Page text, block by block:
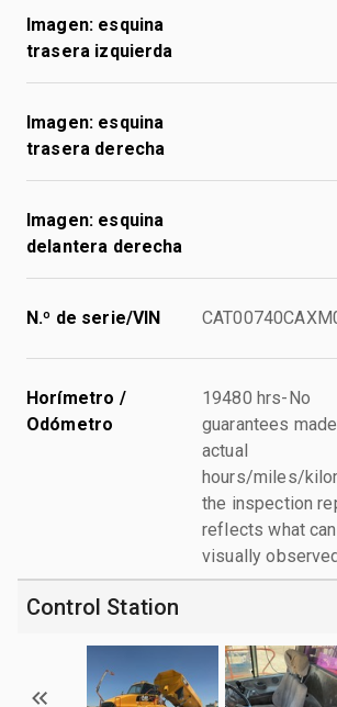
Imagen: esquina
trasera izquierda
Imagen: esquina
trasera derecha
Imagen: esquina
delantera derecha
N.º de serie/VIN
Horímetro /
Odómetro
19480 hrs-No
guarantees
actual
hours/miles/
the inspection
reflects what
visually
Control Station